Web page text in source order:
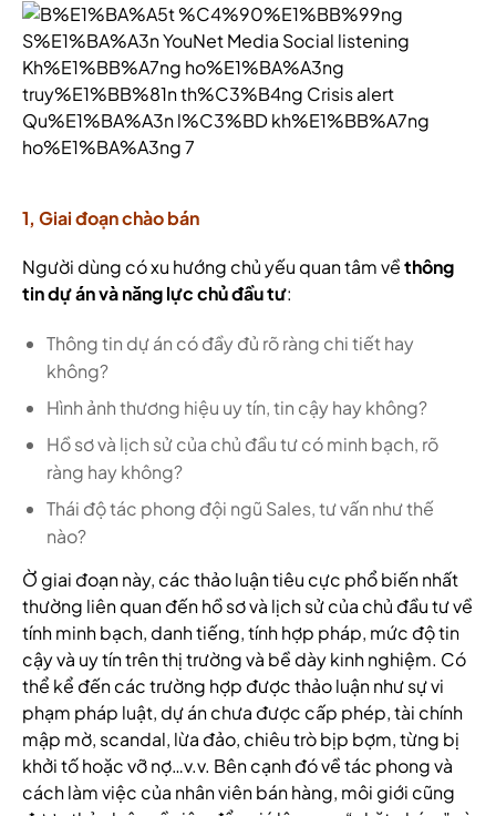
1, Giai đoạn chào bán
Người dùng có xu hướng chủ yếu quan tâm vềthông
tin dự án và năng lực chủ đầu tư:
Thông tin dự án có đầy đủ rõ ràng chi tiết hay
không?
Hình ảnh thương hiệu uy tín, tin cậy hay không?
Hồ sơ và lịch sử của chủ đầu tư có minh bạch, rõ
ràng hay không?
Thái độ tác phong đội ngũ Sales, tư vấn như thế
nào?
Ờ giai đoạn này, các thảo luận tiêu cực phổ biến nhất
thường liên quan đến hồ sơ và lịch sử của chủ đầu tư về
tính minh bạch, danh tiếng, tính hợp pháp, mức độ tin
cậy và uy tín trên thị trường và bề dày kinh nghiệm. Có
thể kể đến các trường hợp được thảo luận như sự vi
phạm pháp luật, dự án chưa được cấp phép, tài chính
mập mờ, scandal, lừa đảo, chiêu trò bịp bợm, từng bị
khởi tố hoặc vỡ nợ…v.v. Bên cạnh đó về tác phong và
cách làm việc của nhân viên bán hàng, môi giới cũng